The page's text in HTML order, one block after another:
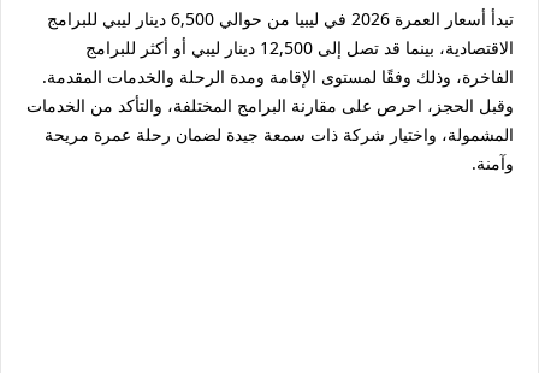
تبدأ أسعار العمرة 2026 في ليبيا من حوالي 6,500 دينار ليبي
للبرامج
الاقتصادية، بينما قد تصل إلى 12,500 دينار ليبي أو أكثر
للبرامج
الفاخرة، وذلك وفقًا لمستوى الإقامة ومدة الرحلة والخدمات المقدمة.
وقبل الحجز، احرص على مقارنة البرامج المختلفة، والتأكد من الخدمات
المشمولة، واختيار شركة ذات سمعة جيدة لضمان رحلة عمرة مريحة
وآمنة.